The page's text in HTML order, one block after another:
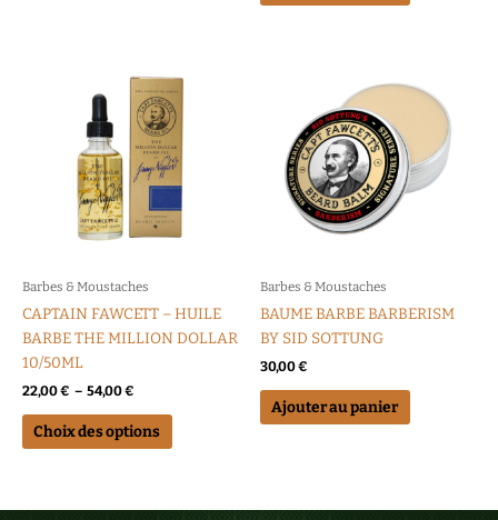
Barbes & Moustaches
CAPTAIN FAWCETT – HUILE
BARBE THE MILLION DOLLAR
10/50ML
22,00€ – 54,00€
de
prix :
22,00 €
à
54,00 €
Choix des options
produit
a
plusieurs
variations.
Les
options
peuvent
sur
la
Barbes & Moustaches
BAUME BARBE BARBERISM
BY SID SOTTUNG
30,00€
Ajouter au panier